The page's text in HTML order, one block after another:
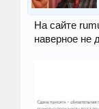
На сайте
наверное не